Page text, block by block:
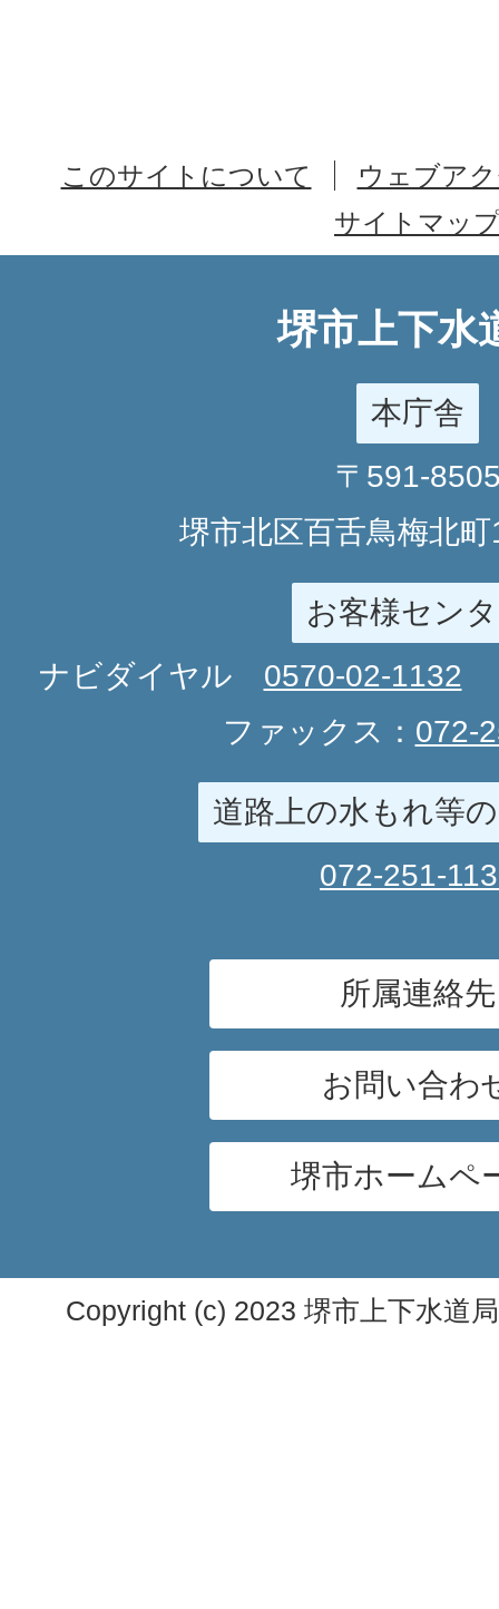
このサイトについて
ウェブア
サイトマッ
堺市上下水
本庁舎
〒591-
堺市北区百舌鳥梅北
お客様セン
ナビダイヤル 0570-02-1132
ファックス： 072-
道路上の水もれ等
072-251-
所属連絡先
お問い合わ
堺市ホームペ
Copyright (c) 2023 堺市上下水道